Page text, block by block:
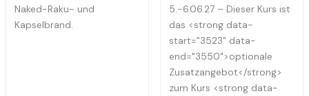
Naked-Raku- und
Kapselbrand.
5.-6.06.27 – Dieser Kurs ist
das <strong data-
start="3523" data-
end="3550">optionale
Zusatzangebot</strong>
zum Kurs <strong data-